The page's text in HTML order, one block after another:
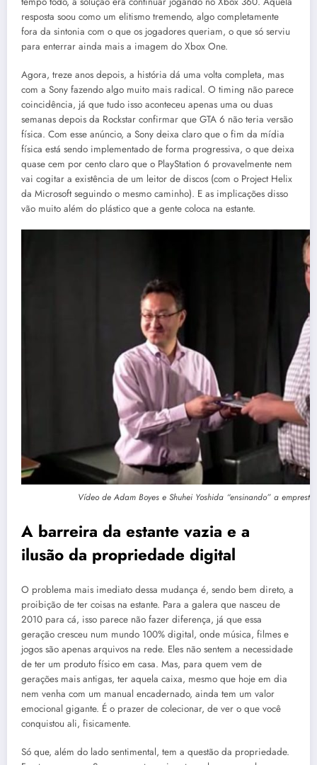
resposta soou como um elitismo tremendo, algo completamente
fora da sintonia com o que os jogadores queriam, o que só serviu
para enterrar ainda mais a imagem do Xbox One.
Agora, treze anos depois, a história dá uma volta completa, mas
com a Sony fazendo algo muito mais radical. O timing não parece
coincidência, já que tudo isso aconteceu apenas uma ou duas
semanas depois da Rockstar confirmar que GTA 6 não teria versão
física. Com esse anúncio, a Sony deixa claro que o fim da mídia
física está sendo implementado de forma progressiva, o que deixa
quase cem por cento claro que o PlayStation 6 provavelmente nem
vai cogitar a existência de um leitor de discos (com o Project Helix
da Microsoft seguindo o mesmo caminho). E as implicações disso
vão muito além do plástico que a gente coloca na estante.
Vídeo de Adam Boyes e Shuhei Yoshida “ensinando” a
A barreira da estante vazia e a
ilusão da propriedade digital
O problema mais imediato dessa mudança é, sendo bem direto, a
proibição de ter coisas na estante. Para a galera que nasceu de
2010 para cá, isso parece não fazer diferença, já que essa
geração cresceu num mundo 100% digital, onde música, filmes e
jogos são apenas arquivos na rede. Eles não sentem a necessidade
de ter um produto físico em casa. Mas, para quem vem de
gerações mais antigas, ter aquela caixa, mesmo que hoje em dia
nem venha com um manual encadernado, ainda tem um valor
emocional gigante. É o prazer de colecionar, de ver o que você
conquistou ali, fisicamente.
Só que, além do lado sentimental, tem a questão da propriedade.